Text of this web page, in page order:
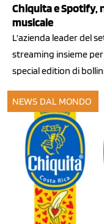
Chiquita e Spotify,
musicale
L'azienda leader del
streaming insieme
special edition di
NEWS DAL MONDO